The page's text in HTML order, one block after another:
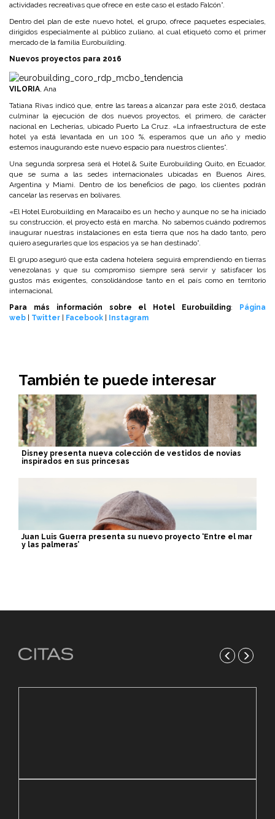
actividades recreativas que ofrece en este caso el estado Falcón”.
Dentro del plan de este nuevo hotel, el grupo, ofrece paquetes especiales,
dirigidos especialmente al público zuliano, al cual etiquetó como el primer
mercado de la familia Eurobuilding.
Nuevos proyectos para 2016
VILORIA , Ana
Tatiana Rivas indicó que, entre las tareas a alcanzar para este 2016, destaca
culminar la ejecución de dos nuevos proyectos, el primero, de carácter
nacional en Lecherías, ubicado Puerto La Cruz. «La infraestructura de este
hotel ya está levantada en un 100 %, esperamos que un año y medio
estemos inaugurando este nuevo espacio para nuestros clientes”.
Una segunda sorpresa será el Hotel & Suite Eurobuilding Quito, en Ecuador,
que se suma a las sedes internacionales ubicadas en Buenos Aires,
Argentina y Miami. Dentro de los beneficios de pago, los clientes podrán
cancelar las reservas en bolívares.
«El Hotel Eurobuilding en Maracaibo es un hecho y aunque no se ha iniciado
su construcción, el proyecto está en marcha. No sabemos cuándo podremos
inaugurar nuestras instalaciones en esta tierra que nos ha dado tanto, pero
quiero asegurarles que los espacios ya se han destinado”.
El grupo aseguró que esta cadena hotelera seguirá emprendiendo en tierras
venezolanas y que su compromiso siempre será servir y satisfacer los
gustos más exigentes, consolidándose tanto en el país como en territorio
internacional.
Para más información sobre el Hotel Eurobuilding: Página
web | Twitter | Facebook | Instagram
También te puede interesar
Disney presenta nueva colección de vestidos de novias
inspirados en sus princesas
Juan Luis Guerra presenta su nuevo proyecto ‘Entre el mar
y las palmeras’